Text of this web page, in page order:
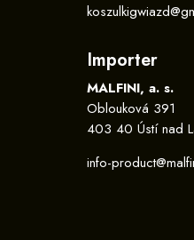
Importer
MALFINI, a. s.
Oblouková 391
403 40 Ústí nad
info-